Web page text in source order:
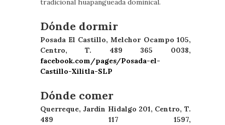
tradicional huapangueada dominical.
Dónde dormir
Posada El Castillo, Melchor Ocampo 105,
Centro, T. 489 365 0038,
facebook.com/pages/Posada-el-
Castillo-Xilitla-SLP
Dónde comer
Querreque, Jardín Hidalgo 201, Centro, T.
489 117 1597,